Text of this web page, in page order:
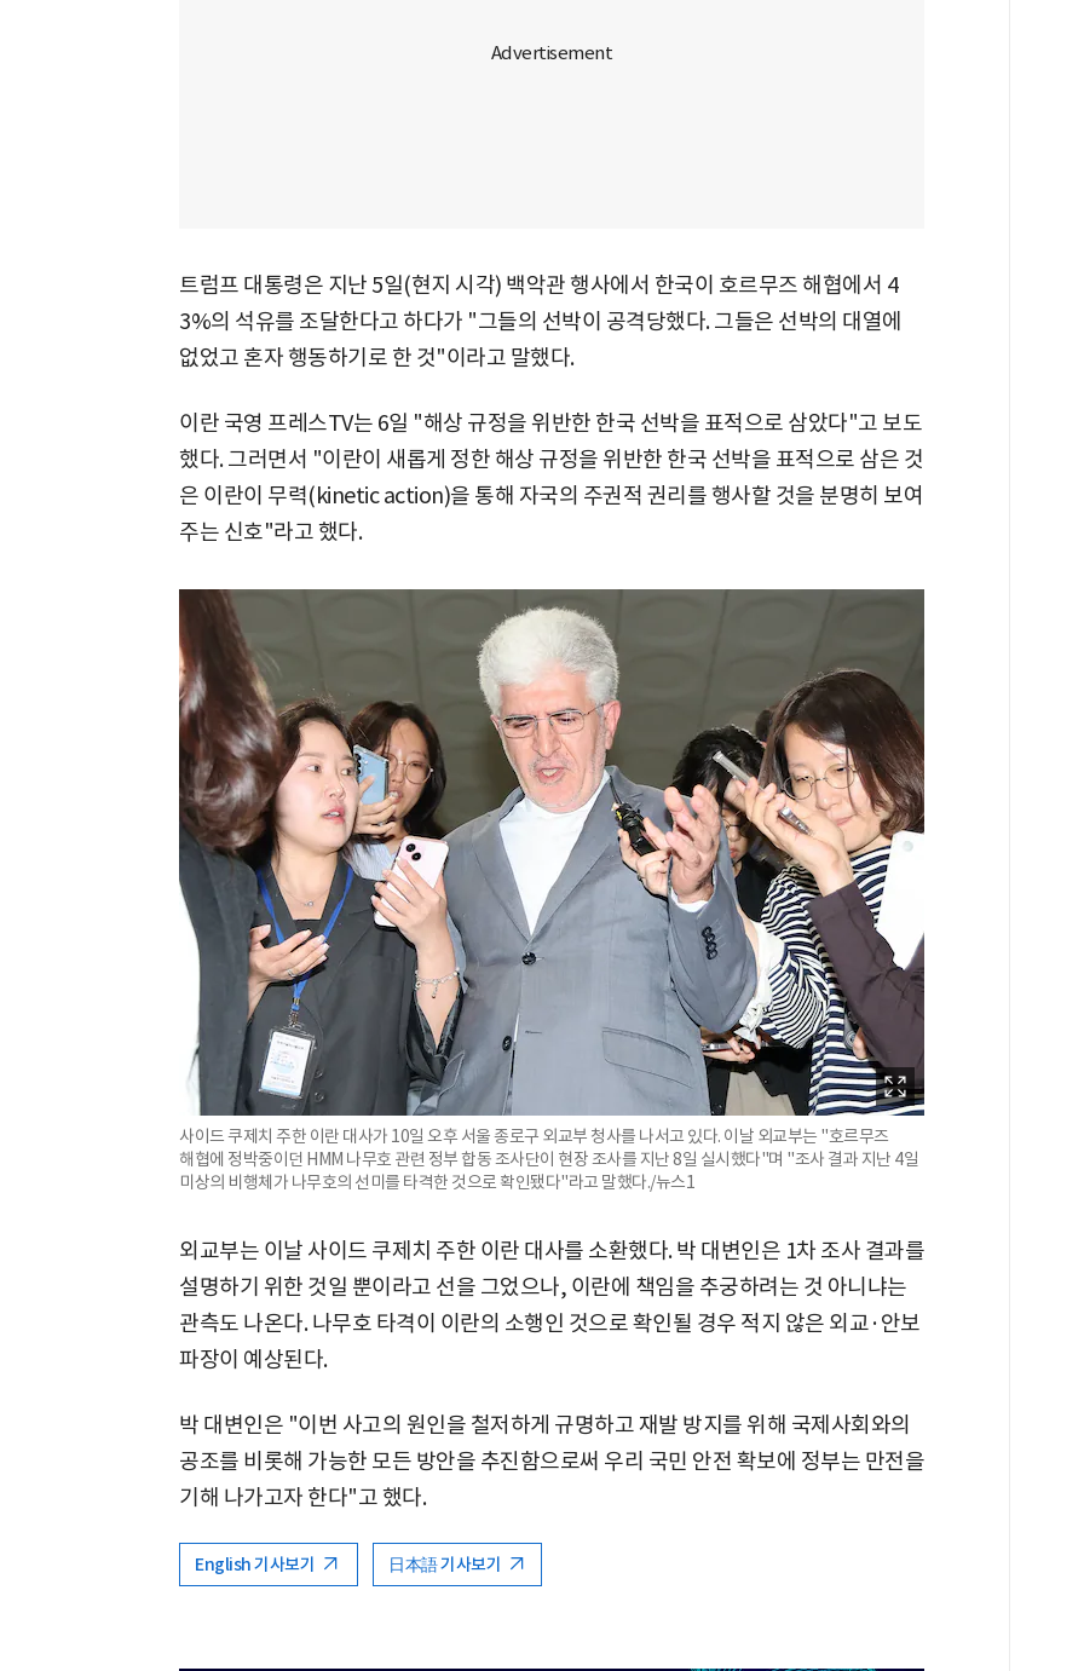
트럼프 대통령은 지난 5일(현지 시각) 백악관 행사에서 한국이 호르무즈 해협에서 4
3%의 석유를 조달한다고 하다가 "그들의 선박이 공격당했다. 그들은 선박의 대열에
없었고 혼자 행동하기로 한 것"이라고 말했다.
이란 국영 프레스TV는 6일 "해상 규정을 위반한 한국 선박을 표적으로 삼았다"고 보도
했다. 그러면서 "이란이 새롭게 정한 해상 규정을 위반한 한국 선박을 표적으로 삼은 것
은 이란이 무력(kinetic action)을 통해 자국의 주권적 권리를 행사할 것을 분명히 보여
주는 신호"라고 했다.
사이드 쿠제치 주한 이란 대사가 10일 오후 서울 종로구 외교부 청사를 나서고 있다. 이날 외교부는 "호르무즈
해협에 정박중이던 HMM 나무호 관련 정부 합동 조사단이 현장 조사를 지난 8일 실시했다"며 "조사 결과 지난 4일
미상의 비행체가 나무호의 선미를 타격한 것으로 확인됐다"라고 말했다./뉴스1
외교부는 이날 사이드 쿠제치 주한 이란 대사를 소환했다. 박 대변인은 1차 조사 결과를
설명하기 위한 것일 뿐이라고 선을 그었으나, 이란에 책임을 추궁하려는 것 아니냐는
관측도 나온다. 나무호 타격이 이란의 소행인 것으로 확인될 경우 적지 않은 외교·안보
파장이 예상된다.
박 대변인은 "이번 사고의 원인을 철저하게 규명하고 재발 방지를 위해 국제사회와의
공조를 비롯해 가능한 모든 방안을 추진함으로써 우리 국민 안전 확보에 정부는 만전을
기해 나가고자 한다"고 했다.
English 기사보기 日本語 기사보기